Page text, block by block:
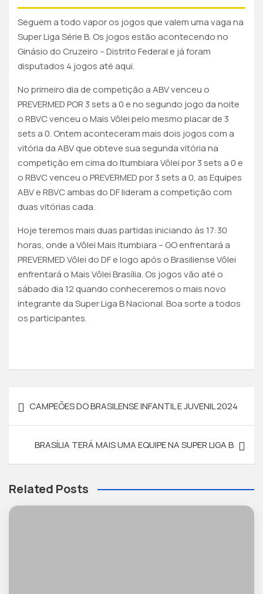
Seguem a todo vapor os jogos que valem uma vaga na
Super Liga Série B. Os jogos estão acontecendo no
Ginásio do Cruzeiro – Distrito Federal e já foram
disputados 4 jogos até aqui.
No primeiro dia de competição a ABV venceu o
PREVERMED POR 3 sets a 0 e no segundo jogo da noite
o RBVC venceu o Mais Vôlei pelo mesmo placar de 3
sets a 0. Ontem aconteceram mais dois jogos com a
vitória da ABV que obteve sua segunda vitória na
competição em cima do Itumbiara Vôlei por 3 sets a 0 e
o RBVC venceu o PREVERMED por 3 sets a 0, as Equipes
ABV e RBVC ambas do DF lideram a competição com
duas vitórias cada.
Hoje teremos mais duas partidas iniciando às 17:30
horas, onde a Vôlei Mais Itumbiara – GO enfrentará a
PREVERMED Vôlei do DF e logo após o Brasiliense Vôlei
enfrentará o Mais Vôlei Brasília. Os jogos vão até o
sábado dia 12 quando conheceremos o mais novo
integrante da Super Liga B Nacional. Boa sorte a todos
os participantes.
CAMPEÕES DO BRASILENSE INFANTIL E JUVENIL 2024
BRASÍLIA TERÁ MAIS UMA EQUIPE NA SUPER LIGA B
Related Posts